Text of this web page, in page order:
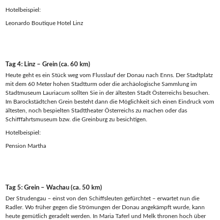
Hotelbeispiel:
Leonardo Boutique Hotel Linz
Tag 4: Linz – Grein (ca. 60 km)
Heute geht es ein Stück weg vom Flusslauf der Donau nach Enns. Der Stadtplatz
mit dem 60 Meter hohen Stadtturm oder die archäologische Sammlung im
Stadtmuseum Lauriacum sollten Sie in der ältesten Stadt Österreichs besuchen.
Im Barockstädtchen Grein besteht dann die Möglichkeit sich einen Eindruck vom
ältesten, noch bespielten Stadttheater Österreichs zu machen oder das
Schifffahrtsmuseum bzw. die Greinburg zu besichtigen.
Hotelbeispiel:
Pension Martha
Tag 5: Grein – Wachau (ca. 50 km)
Der Strudengau – einst von den Schiffsleuten gefürchtet – erwartet nun die
Radler. Wo früher gegen die Strömungen der Donau angekämpft wurde, kann
heute gemütlich geradelt werden. In Maria Taferl und Melk thronen hoch über